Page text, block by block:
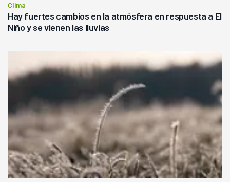
Clima
Hay fuertes cambios en la atmósfera en respuesta a El
Niño y se vienen las lluvias